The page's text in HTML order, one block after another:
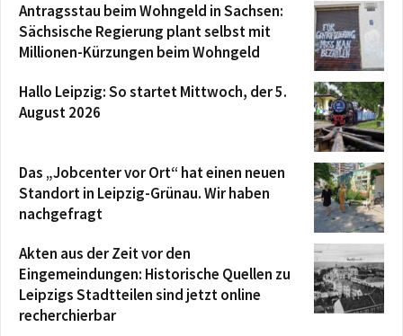
Antragsstau beim Wohngeld in Sachsen:
Sächsische Regierung plant selbst mit
Millionen-Kürzungen beim Wohngeld
Hallo Leipzig: So startet Mittwoch, der 5.
August 2026
Das „Jobcenter vor Ort“ hat einen neuen
Standort in Leipzig-Grünau. Wir haben
nachgefragt
Akten aus der Zeit vor den
Eingemeindungen: Historische Quellen zu
Leipzigs Stadtteilen sind jetzt online
recherchierbar